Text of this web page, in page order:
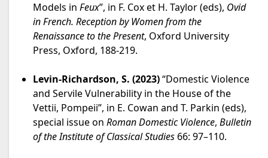
Models in Feux”, in F. Cox et H. Taylor (eds), Ovid
in French. Reception by Women from the
Renaissance to the Present, Oxford University
Press, Oxford, 188-219.
Levin-Richardson, S. (2023)“Domestic Violence
and Servile Vulnerability in the House of the
Vettii, Pompeii”, in E. Cowan and T. Parkin (eds),
special issue on Roman Domestic Violence, Bulletin
of the Institute of Classical Studies 66: 97–110.